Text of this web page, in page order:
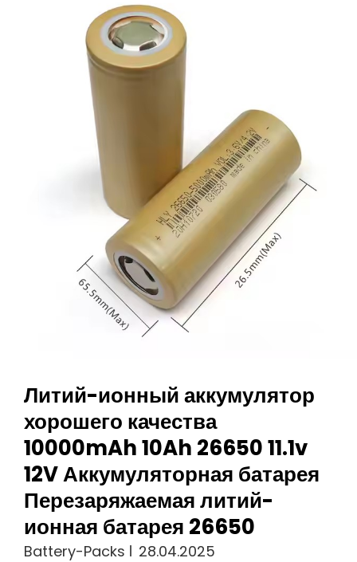
Для
ИБП
Литий-ионный аккумулятор
хорошего качества
10000mAh 10Ah 26650 11.1v
12V Аккумуляторная батарея
Перезаряжаемая литий-
ионная батарея 26650
Battery-Packs 28.04.2025